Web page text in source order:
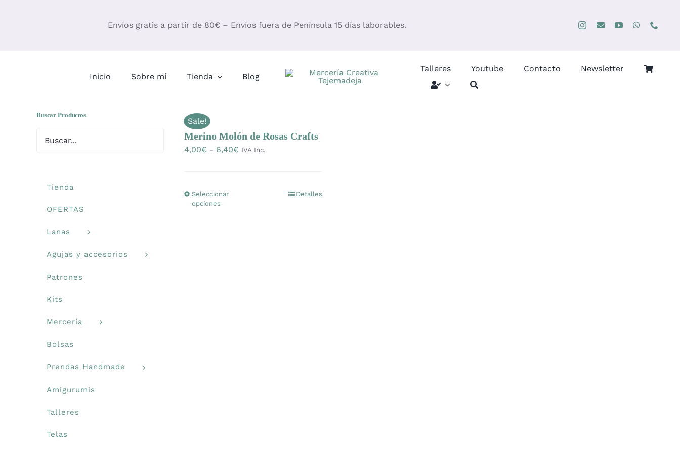
Envíos gratis a partir de 80€ – Envíos fuera de Península 15 días laborables.
Inicio Sobre mí Tienda Blog
Talleres Youtube Contacto Newsletter
Sale!
Merino Molón de Rosas Crafts
4,00€ - 6,40€Rango
IVA Inc.
Seleccionar
opciones
Detalles
Buscar Productos
Tienda
OFERTAS
Lanas
Agujas y accesorios
Patrones
Kits
Mercería
Bolsas
Prendas Handmade
Amigurumis
Talleres
Telas